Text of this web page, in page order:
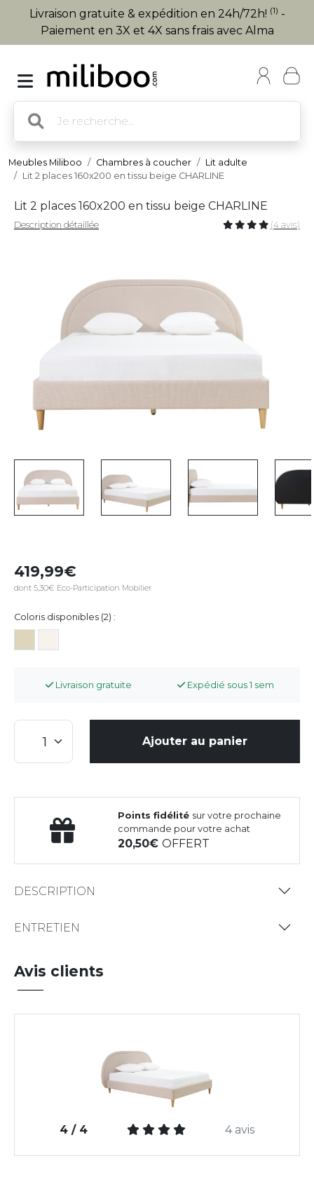
Livraison gratuite & expédition en 24h/72h! (1) -
Paiement en 3X et 4X sans frais avec Alma
Meubles Miliboo Chambres à coucher
Lit adulte
Lit 2 places 160x200 en tissu beige CHARLINE
Lit 2 places 160x200 en tissu beige CHARLINE
Description détaillée (4 avis)
419,99
dont 5,30€ Eco-Participation Mobilier
Coloris disponibles (2) :
Livraison gratuite Expédié sous 1 sem
Ajouter au panier
Points fidélité sur votre prochaine
commande pour votre achat
20,50OFFERT
DESCRIPTION
ENTRETIEN
Avis clients
4 / 4 4 avis